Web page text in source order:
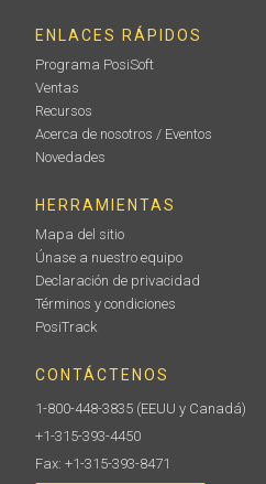
ENLACES RÁPIDOS
Programa PosiSoft
Ventas
Recursos
Acerca de nosotros / Eventos
Novedades
HERRAMIENTAS
Mapa del sitio
Únase a nuestro equipo
Declaración de privacidad
Términos y condiciones
PosiTrack
CONTÁCTENOS
1-800-448-3835 (EEUU y Canadá)
+1-315-393-4450
Fax: +1-315-393-8471